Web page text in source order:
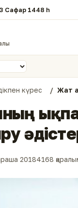
Сафар 1448 һ.
күрес Жат
20184168